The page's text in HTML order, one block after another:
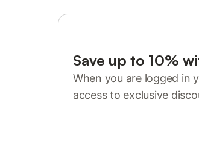
Save up to 10%
When you are logged in
access to exclusive